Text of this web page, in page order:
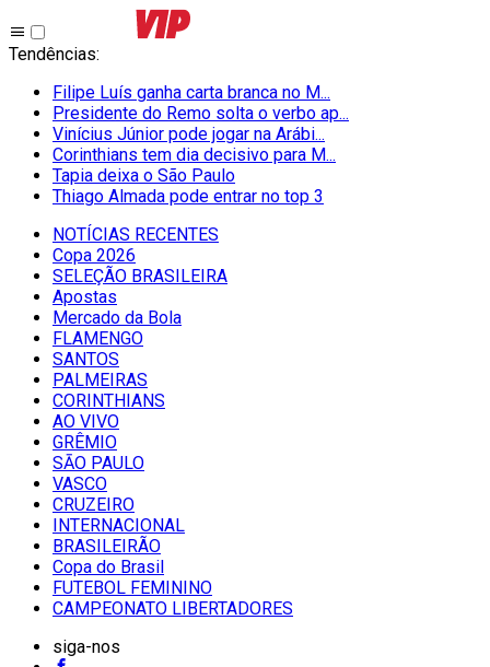
Tendências:
Filipe Luís ganha carta branca no M...
Presidente do Remo solta o verbo ap...
Vinícius Júnior pode jogar na Arábi...
Corinthians tem dia decisivo para M...
Tapia deixa o São Paulo
Thiago Almada pode entrar no top 3
NOTÍCIAS RECENTES
Copa 2026
SELEÇÃO BRASILEIRA
Apostas
Mercado da Bola
FLAMENGO
SANTOS
PALMEIRAS
CORINTHIANS
AO VIVO
GRÊMIO
SĀO PAULO
VASCO
CRUZEIRO
INTERNACIONAL
BRASILEIRÃO
Copa do Brasil
FUTEBOL FEMININO
CAMPEONATO LIBERTADORES
siga-nos